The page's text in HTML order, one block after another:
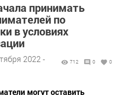
принимaть
по
в условиях
2022 -
712 0 0
могут ocтавить